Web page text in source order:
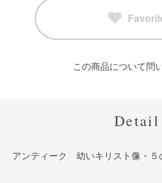
この商品について問
Detail
アンティーク 幼いキリスト像・５